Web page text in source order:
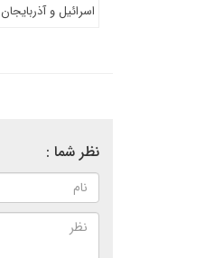
اسرائیل و آذربایجان
نظر شما :